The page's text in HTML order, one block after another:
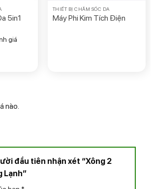
khác nhau giúp phân biệt rõ, tránh nhầm
ngay trên thân máy tiện lợi, không cần
thể quay 180 độ theo vị trí mặt khách
5in1
giá
THIẾT BỊ CHĂM SÓC DA
Máy Phi Kim Tích Điện
nào.
đầu tiên nhận xét “Xông 2
Lạnh”